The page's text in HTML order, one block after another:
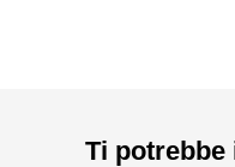
Ti potrebbe